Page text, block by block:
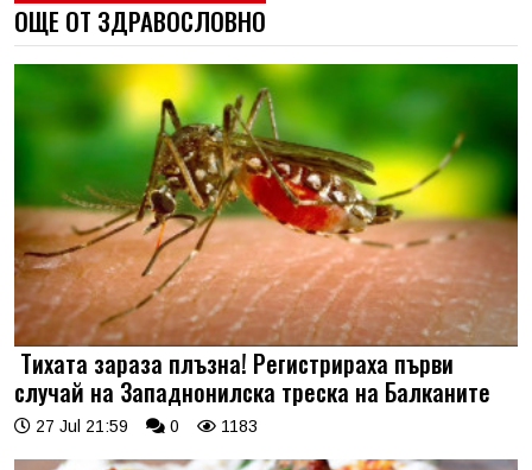
ОЩЕ ОТ ЗДРАВОСЛОВНО
Тихата зараза плъзна! Регистрираха първи
случай на Западнонилска треска на Балканите
27 Jul 21:59 0 1183